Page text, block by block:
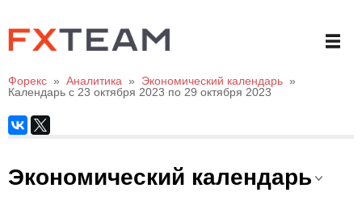
Форекс » Аналитика » Экономический календарь »
Календарь с 23 октября 2023 по 29 октября 2023
Экономический календарь